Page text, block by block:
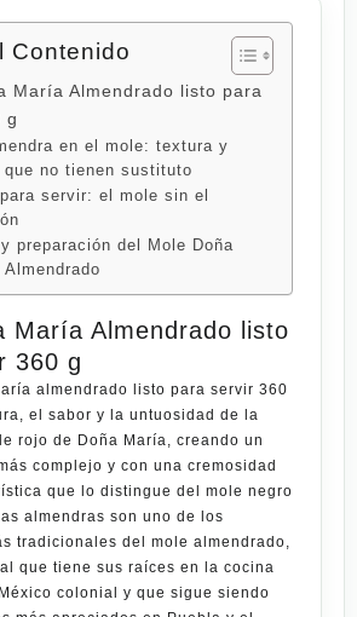
Contenido
María Almendrado listo para
g
en el mole: textura y
que no tienen sustituto
servir: el mole sin el
preparación del Mole Doña
Almendrado
María Almendrado listo
360 g
almendrado listo para servir 360
el sabor y la untuosidad de la
rojo de Doña María, creando un
complejo y con una cremosidad
que lo distingue del mole negro
almendras son uno de los
tradicionales del mole almendrado,
que tiene sus raíces en la cocina
colonial y que sigue siendo